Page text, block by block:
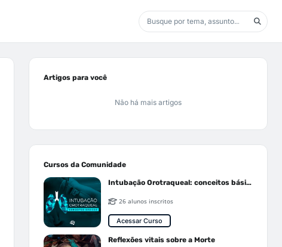
Artigos para você
Não há mais artigos
Cursos da Comunidade
Intubação Orotraqueal: conceitos básicos
26 alunos inscritos
Acessar Curso
Reflexões vitais sobre a Morte